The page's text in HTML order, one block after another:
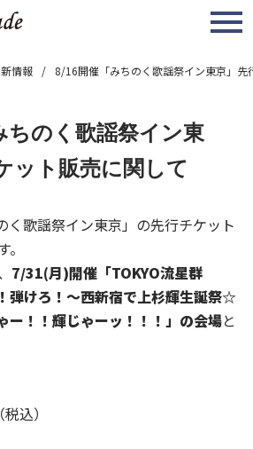
MENU
情報 8/16開催「みちのく歌謡祭イン東京」先
ちのく歌謡祭イン東
ット販売に関して
歌謡祭イン東京」の先行チケット
7/31(月)開催「TOKYO流星群
弾けろ！～西新宿で上杉輝生誕祭☆
ー！！輝じゃーッ！！！」の会場と
込）